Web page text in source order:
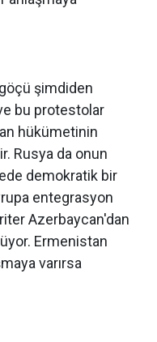
şimdiden
bu protestolar
hükümetinin
Rusya da onun
demokratik bir
entegrasyon
Azerbaycan'dan
Ermenistan
varırsa